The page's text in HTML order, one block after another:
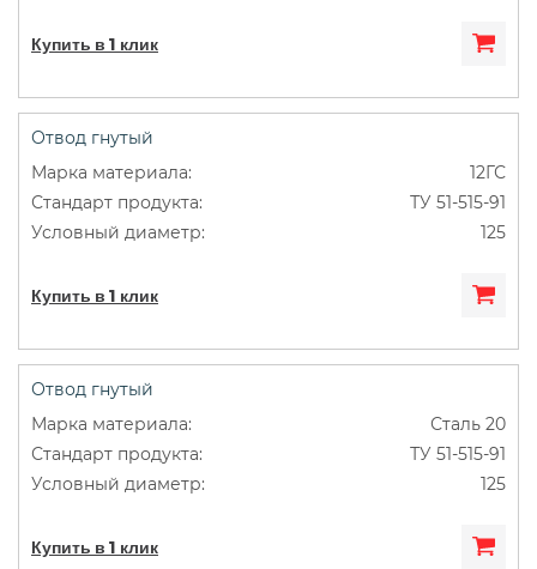
Купить в 1 клик
Отвод гнутый
12ГС
ТУ 51-515-91
125
Купить в 1 клик
Отвод гнутый
Сталь 20
ТУ 51-515-91
125
Купить в 1 клик